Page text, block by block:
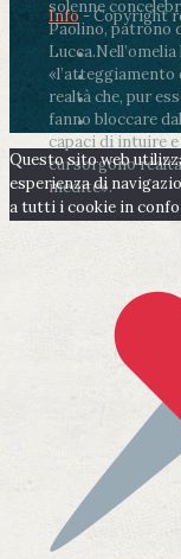
solenne
Paolino, patrono
Lucca.
«l’atteggiamento
realtà che, pur
fanno bloccare
capaci di intuire
cui sorgono
inedite».
Info- Copyright
Questo sito web
esperienza di
a tutti i cookie in